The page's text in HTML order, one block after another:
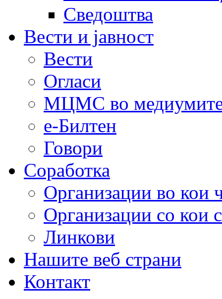
Сведоштва
Вести и јавност
Вести
Огласи
МЦМС во
е-Билтен
Говори
Соработка
Организации во кои
Организации со кои
Линкови
Нашите веб страни
Контакт